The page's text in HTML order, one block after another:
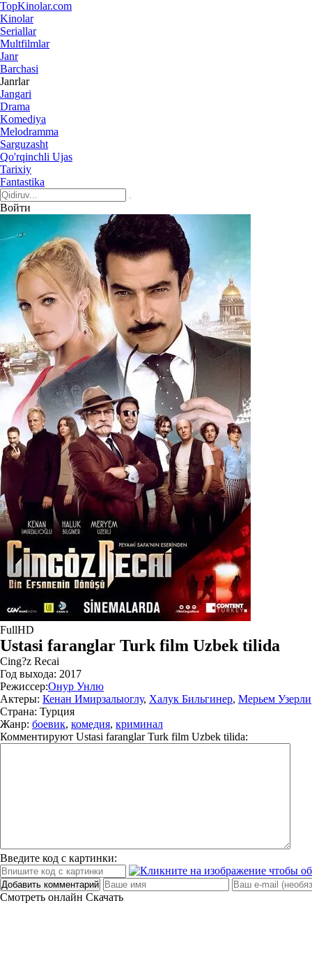
TopKinolar.com
Kinolar
Seriallar
Multfilmlar
Janr
Barchasi
Janrlar
Jangari
Drama
Komediya
Melodramma
Sarguzasht
Qo'rqinchli Ujas
Tarixiy
Fantastika
Войти
FullHD
Ustasi faranglar Turk film Uzbek tilida
Cing?z Recai
Год выхода: 2017
Режиссер:Онур Унлю
Актеры: Кенан Имирзалыоглу, Халук Бильгинер, Мерьем Узерли
Страна: Турция
Жанр: боевик, комедия, криминал
Комментируют Ustasi faranglar Turk film Uzbek tilida:
Введите код с картинки:
Добавить комментарий
Смотреть онлайн Скачать